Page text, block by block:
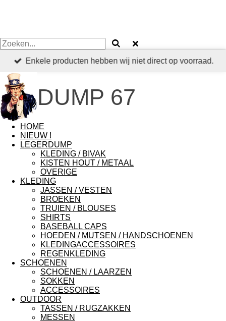
Enkele producten hebben wij niet direct op voorraad.
DUMP 67
HOME
NIEUW !
LEGERDUMP
KLEDING / BIVAK
KISTEN HOUT / METAAL
OVERIGE
KLEDING
JASSEN / VESTEN
BROEKEN
TRUIEN / BLOUSES
SHIRTS
BASEBALL CAPS
HOEDEN / MUTSEN / HANDSCHOENEN
KLEDINGACCESSOIRES
REGENKLEDING
SCHOENEN
SCHOENEN / LAARZEN
SOKKEN
ACCESSOIRES
OUTDOOR
TASSEN / RUGZAKKEN
MESSEN